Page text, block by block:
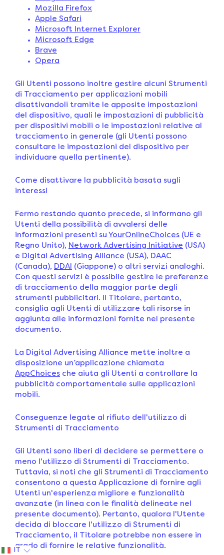
Mozilla Firefox
Apple Safari
Microsoft Internet Explorer
Microsoft Edge
Brave
Opera
Gli Utenti possono inoltre gestire alcuni Strumenti
di Tracciamento per applicazioni mobili
disattivandoli tramite le apposite impostazioni
del dispositivo, quali le impostazioni di pubblicità
per dispositivi mobili o le impostazioni relative al
tracciamento in generale (gli Utenti possono
consultare le impostazioni del dispositivo per
individuare quella pertinente).
Come disattivare la pubblicità basata sugli
interessi
Fermo restando quanto precede, si informano gli
Utenti della possibilità di avvalersi delle
informazioni presenti su YourOnlineChoices (UE e
Regno Unito), Network Advertising Initiative (USA)
e Digital Advertising Alliance (USA), DAAC
(Canada), DDAI
(Giappone) o altri servizi analoghi.
Con questi servizi è possibile gestire le preferenze
di tracciamento della maggior parte degli
strumenti pubblicitari. Il Titolare, pertanto,
consiglia agli Utenti di utilizzare tali risorse in
aggiunta alle informazioni fornite nel presente
documento.
La Digital Advertising Alliance mette inoltre a
disposizione un’applicazione chiamata
AppChoices che aiuta gli Utenti a controllare la
pubblicità comportamentale sulle applicazioni
mobili.
Conseguenze legate al rifiuto dell'utilizzo di
Strumenti di Tracciamento
Gli Utenti sono liberi di decidere se permettere o
meno l'utilizzo di Strumenti di Tracciamento.
Tuttavia, si noti che gli Strumenti di Tracciamento
consentono a questa Applicazione di fornire agli
Utenti un'esperienza migliore e funzionalità
avanzate (in linea con le finalità delineate nel
presente documento). Pertanto, qualora l'Utente
decida di bloccare l'utilizzo di Strumenti di
Tracciamento, il Titolare potrebbe non essere in
grado di fornire le relative funzionalità.
IT